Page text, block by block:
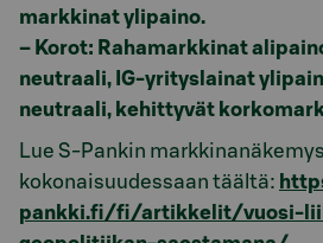
markkinat ylipaino.
– Korot: Rahamarkkinat
neutraali, IG-yrityslainat
neutraali, kehittyvät
Lue S-Pankin markkinanäkemys
kokonaisuudessaan täältä:
pankki.fi/fi/artikkelit/vuosi-